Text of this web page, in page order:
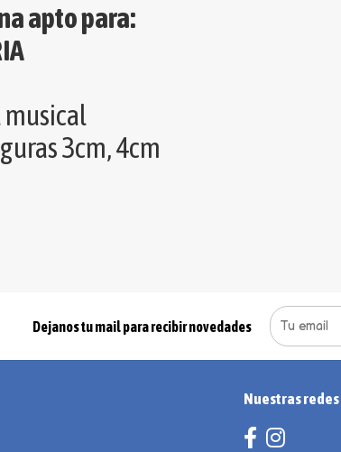
apto para:
3cm, 4cm
Dejanos tu mail para recibir novedades
Nuestras